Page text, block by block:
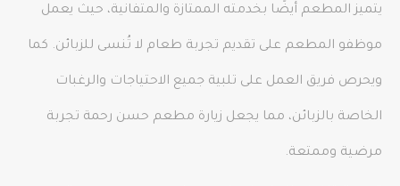
يتميز المطعم أيضًا بخدمته الممتازة والمتفانية، حيث يعمل
موظفو المطعم على تقديم تجربة طعام لا تُنسى للزبائن. كما
ويحرص فريق العمل على تلبية جميع الاحتياجات والرغبات
الخاصة بالزبائن، مما يجعل زيارة مطعم حسن رحمة تجربة
مرضية وممتعة.